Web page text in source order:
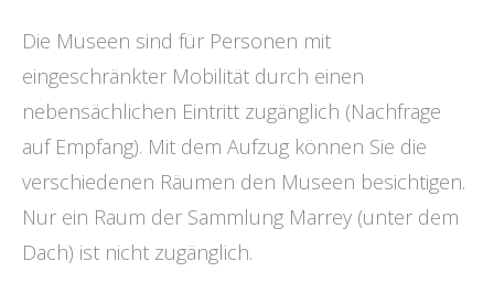
Die Museen sind für Personen mit
eingeschränkter Mobilität durch einen
nebensächlichen Eintritt zugänglich (Nachfrage
auf Empfang). Mit dem Aufzug können Sie die
verschiedenen Räumen den Museen besichtigen.
Nur ein Raum der Sammlung Marrey (unter dem
Dach) ist nicht zugänglich.